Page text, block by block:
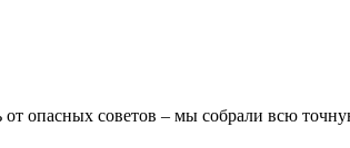
советов – мы собрали всю